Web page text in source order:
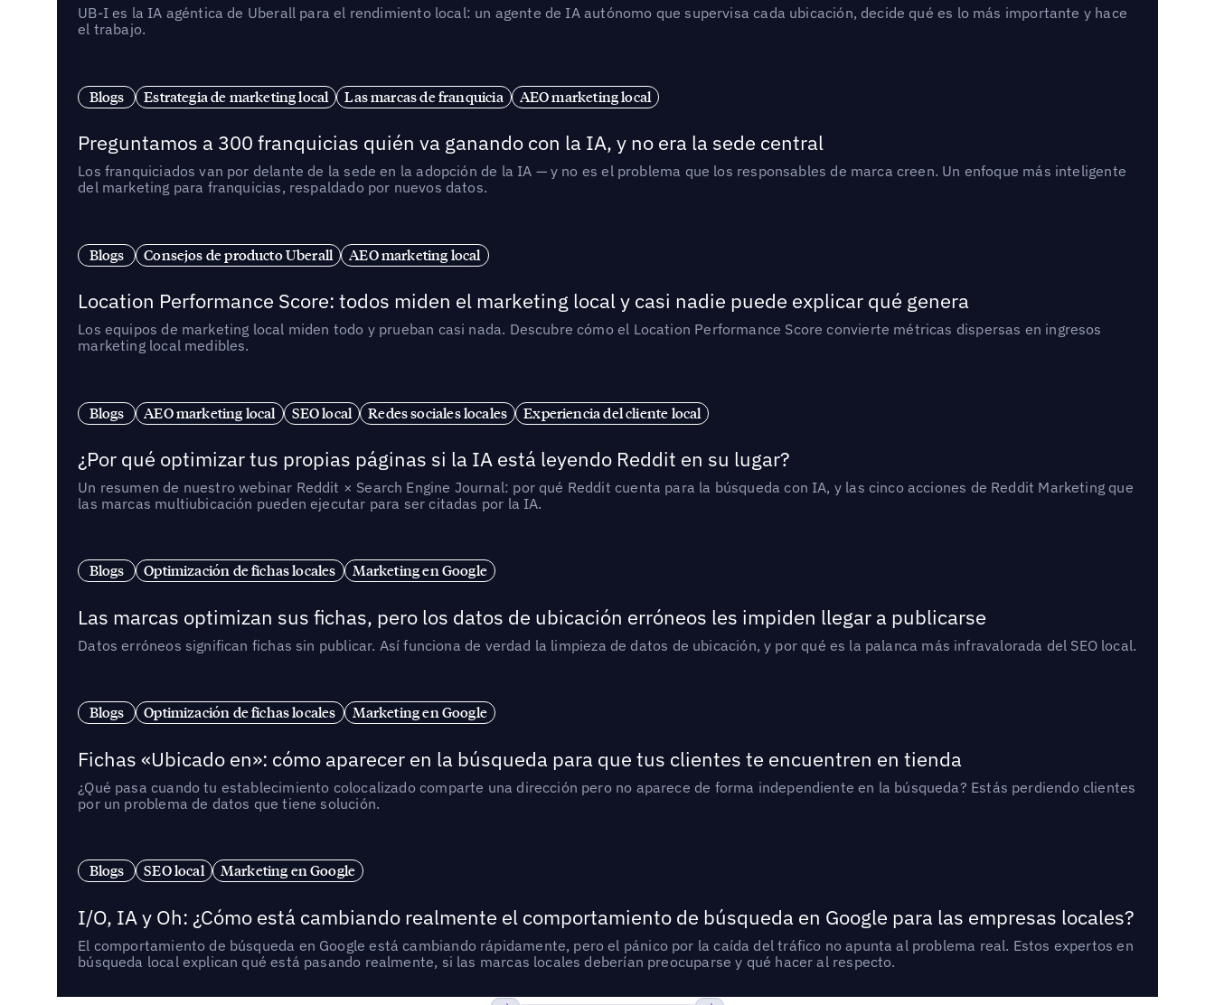
UB-I es la IA agéntica de Uberall para el rendimiento local: un agente de IA autónomo que supervisa cada ubicación, decide qué es lo más importante y hace
el trabajo.
Blogs Estrategia de marketing local Las marcas de franquicia AEO marketing local
Preguntamos a 300 franquicias quién va ganando con la IA, y no era la sede central
Los franquiciados van por delante de la sede en la adopción de la IA — y no es el problema que los responsables de marca creen. Un enfoque más inteligente
del marketing para franquicias, respaldado por nuevos datos.
Blogs Consejos de producto Uberall AEO marketing local
Location Performance Score: todos miden el marketing local y casi nadie puede explicar qué genera
Los equipos de marketing local miden todo y prueban casi nada. Descubre cómo el Location Performance Score convierte métricas dispersas en ingresos
marketing local medibles.
Blogs AEO marketing local SEO local Redes sociales locales Experiencia del cliente local
¿Por qué optimizar tus propias páginas si la IA está leyendo Reddit en su lugar?
Un resumen de nuestro webinar Reddit × Search Engine Journal: por qué Reddit cuenta para la búsqueda con IA, y las cinco acciones de Reddit Marketing que
las marcas multiubicación pueden ejecutar para ser citadas por la IA.
Blogs Optimización de fichas locales Marketing en Google
Las marcas optimizan sus fichas, pero los datos de ubicación erróneos les impiden llegar a publicarse
Datos erróneos significan fichas sin publicar. Así funciona de verdad la limpieza de datos de ubicación, y por qué es la palanca más infravalorada del SEO local.
Blogs Optimización de fichas locales Marketing en Google
Fichas «Ubicado en»: cómo aparecer en la búsqueda para que tus clientes te encuentren en tienda
¿Qué pasa cuando tu establecimiento colocalizado comparte una dirección pero no aparece de forma independiente en la búsqueda? Estás perdiendo clientes
por un problema de datos que tiene solución.
Blogs SEO local Marketing en Google
I/O, IA y Oh: ¿Cómo está cambiando realmente el comportamiento de búsqueda en Google para las empresas locales?
El comportamiento de búsqueda en Google está cambiando rápidamente, pero el pánico por la caída del tráfico no apunta al problema real. Estos expertos en
búsqueda local explican qué está pasando realmente, si las marcas locales deberían preocuparse y qué hacer al respecto.